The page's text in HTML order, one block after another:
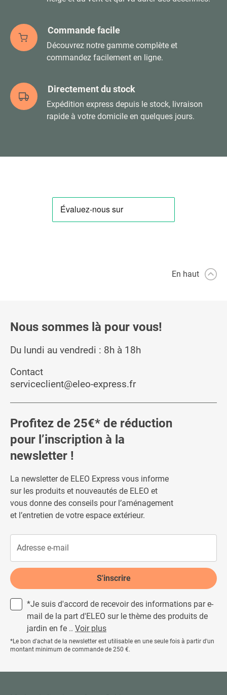
Commande facile
Découvrez notre gamme complète et
commandez facilement en ligne.
Directement du stock
Expédition express depuis le stock, livraison
rapide à votre domicile en quelques jours.
En haut
Profitez de 25€* de réduction
pour l’inscription à la
newsletter !
La newsletter de ELEO Express vous informe
sur les produits et nouveautés de ELEO et
vous donne des conseils pour l’aménagement
et l’entretien de votre espace extérieur.
S'inscrire
*Je suis d'accord de recevoir des informations par e-
mail de la part d'ELEO sur le thème des produits de
jardin en fe .. Voir plus
*Le bon d'achat de la newsletter est utilisable en une seule fois à partir d'un
montant minimum de commande de 250 €.
Nous sommes là pour vous!
Du lundi au vendredi : 8h à 18h
Contact
serviceclient@eleo-express.fr